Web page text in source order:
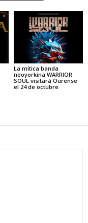
La mítica banda
neoyorkina WARRIOR
SOUL visitará Ourense
el 24 de octubre